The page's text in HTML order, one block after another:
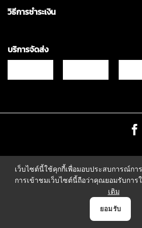
วิธีการชำระเงิน
บริการจัดส่ง
เว็บไซต์นี้ใช้คุกกี้เพื่อมอบประสบการณ์ก
การเข้าชมเว็บไซต์นี้ถือว่าคุณยอมรับการ
เติม
ยอมรับ